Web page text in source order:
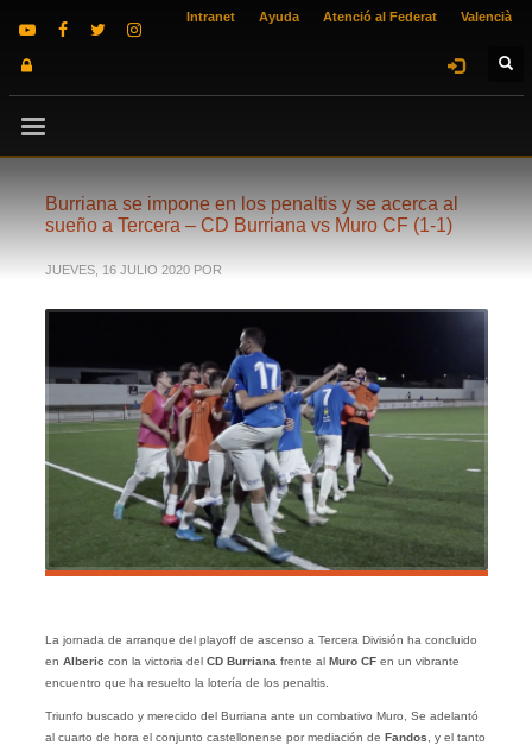
Intranet Ayuda Atenció al Federat Valencià
Burriana se impone en los penaltis y se acerca al
sueño a Tercera – CD Burriana vs Muro CF (1-1)
JUEVES, 16 JULIO 2020 POR
La jornada de arranque del playoff de ascenso a Tercera División ha concluido
en Alberic con la victoria del CD Burriana frente al Muro CF en un vibrante
encuentro que ha resuelto la lotería de los penaltis.
Triunfo buscado y merecido del Burriana ante un combativo Muro, Se adelantó
al cuarto de hora el conjunto castellonense por mediación de Fandos , y el tanto